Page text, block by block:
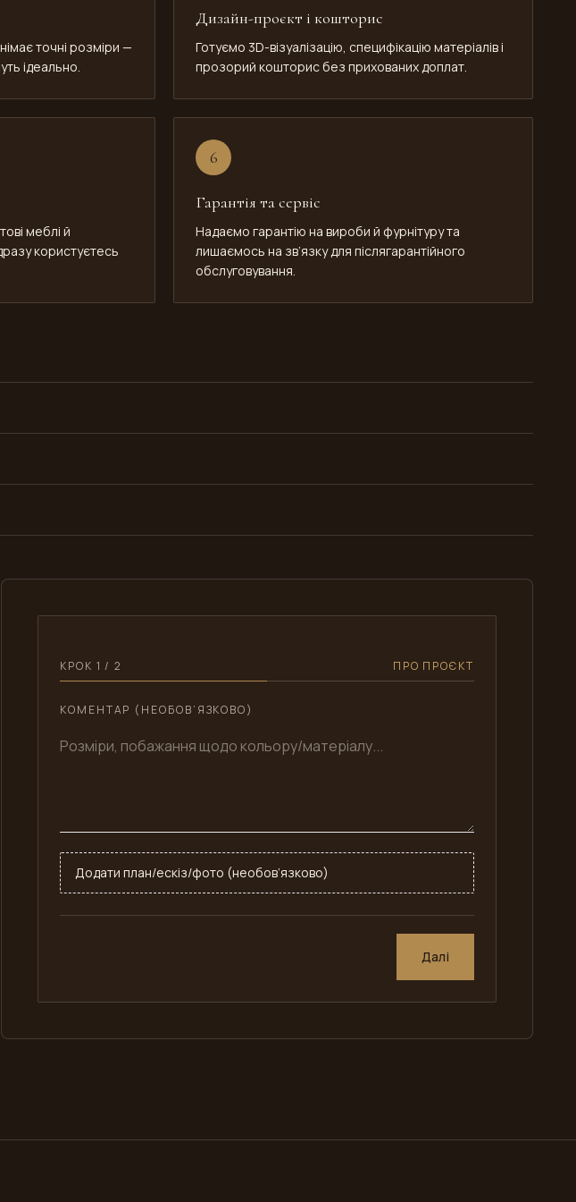
точні розміри —
ідеально.
Дизайн-проєкт і кошторис
Готуємо 3D-візуалізацію, специфікацію матеріалів і
прозорий кошторис без прихованих доплат.
меблі й
користуєтесь
6
Гарантія та сервіс
Надаємо гарантію на вироби й фурнітуру та
лишаємось на зв’язку для післягарантійного
обслуговування.
КРОК 1 / 2 ПРО ПРОЄКТ
КОМЕНТАР (НЕОБОВ’ЯЗКОВО)
Додати план/ескіз/фото (необов’язково)
Далі